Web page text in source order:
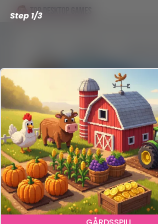
TOP DESKTOP GAMES
Step 1/3